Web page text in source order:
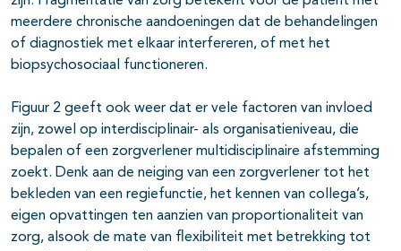
meerdere chronische aandoeningen dat de behandelingen
of diagnostiek met elkaar interfereren, of met het
biopsychosociaal functioneren.
Figuur 2 geeft ook weer dat er vele factoren van invloed
zijn, zowel op interdisciplinair- als organisatieniveau, die
bepalen of een zorgverlener multidisciplinaire afstemming
zoekt. Denk aan de neiging van een zorgverlener tot het
bekleden van een regiefunctie, het kennen van collega’s,
eigen opvattingen ten aanzien van proportionaliteit van
zorg, alsook de mate van flexibiliteit met betrekking tot